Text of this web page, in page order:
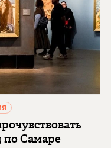
по Самаре